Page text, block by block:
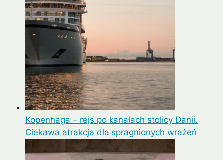
Kopenhaga – rejs po kanałach stolicy Danii.
Ciekawa atrakcja dla spragnionych wrażeń